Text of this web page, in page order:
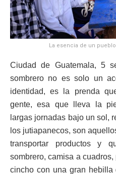
La esencia de un
Ciudad de Guatemala, 5
sombrero no es solo un
identidad, es la prenda
gente, esa que lleva la
largas jornadas bajo un sol,
los jutiapanecos, son
transportar productos y
sombrero, camisa a
cincho con una gran hebilla